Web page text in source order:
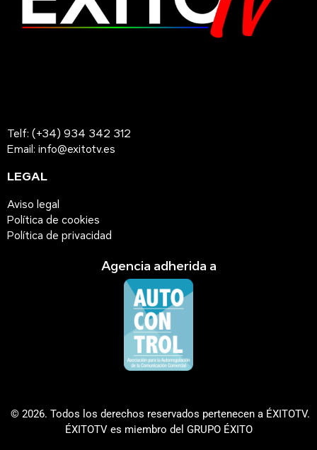
Telf: (+34) 934 342 312
Email: info@exitotv.es
LEGAL
Aviso legal
Política de cookies
Política de privacidad
Agencia adherida a
© 2026. Todos los derechos reservados pertenecen a ÉXITOTV.
ÉXITOTV es miembro del GRUPO ÉXITO